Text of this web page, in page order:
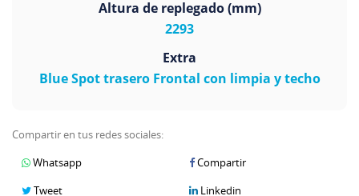
Altura de replegado (mm)
2293
Extra
Blue Spot trasero Frontal con limpia y techo
Compartir en tus redes sociales:
Whatsapp
Compartir
Tweet
Linkedin